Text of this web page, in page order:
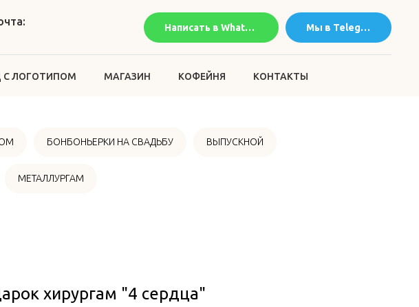
Написать в WhatsApp Мы в Telegram
ЛОГОТИПОМ МАГАЗИН КОФЕЙНЯ КОНТАКТЫ
БОНБОНЬЕРКИ НА СВАДЬБУ ВЫПУСКНОЙ
МЕТАЛЛУРГАМ
хирургам "4 сердца"